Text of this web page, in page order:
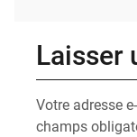
Laisser
Votre adresse
champs